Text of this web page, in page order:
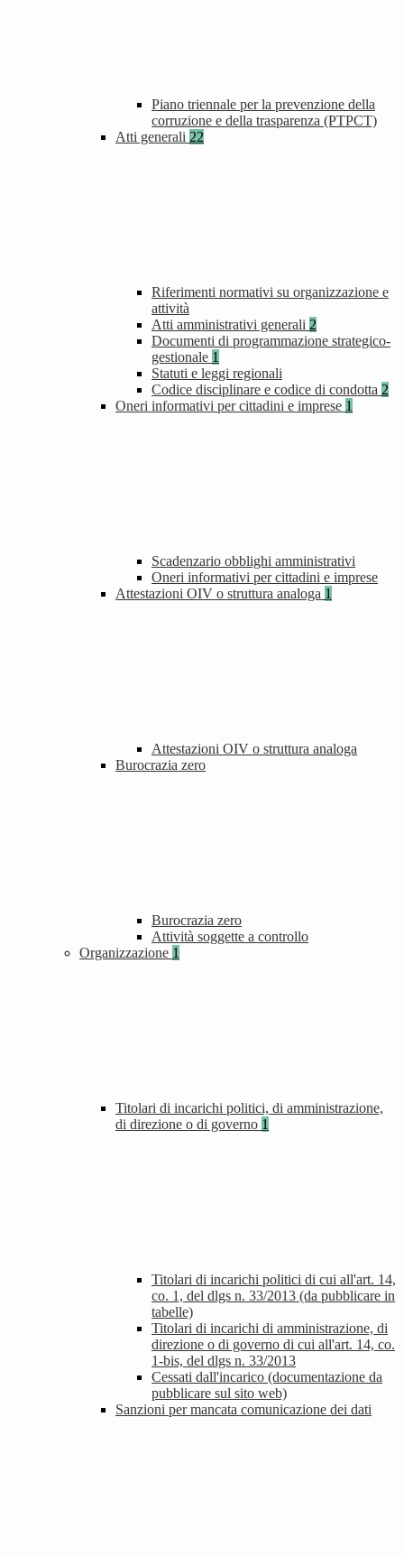
Piano triennale per la prevenzione della
corruzione e della trasparenza (PTPCT)
Atti generali 22
Riferimenti normativi su organizzazione e
attività
Atti amministrativi generali 2
Documenti di programmazione strategico-
gestionale 1
Statuti e leggi regionali
Codice disciplinare e codice di condotta 2
Oneri informativi per cittadini e imprese 1
Scadenzario obblighi amministrativi
Oneri informativi per cittadini e imprese
Attestazioni OIV o struttura analoga 1
Attestazioni OIV o struttura analoga
Burocrazia zero
Burocrazia zero
Attività soggette a controllo
Organizzazione 1
Titolari di incarichi politici, di amministrazione,
di direzione o di governo 1
Titolari di incarichi politici di cui all'art. 14,
co. 1, del dlgs n. 33/2013 (da pubblicare in
tabelle)
Titolari di incarichi di amministrazione, di
direzione o di governo di cui all'art. 14, co.
1-bis, del dlgs n. 33/2013
Cessati dall'incarico (documentazione da
pubblicare sul sito web)
Sanzioni per mancata comunicazione dei dati